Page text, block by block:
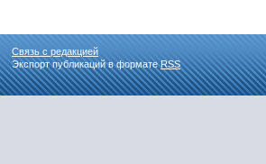
Связь с редакцией
Экспорт публикаций в форматеRSS